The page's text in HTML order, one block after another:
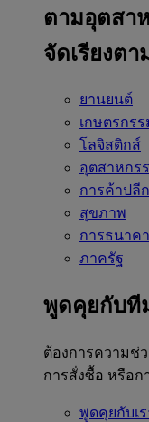
ตามอุตสา
จัดเรียงต
ยานยนต์
เกษตรกรร
โลจิสติกส์
อุตสาหกร
การค้าปลีก
สุขภาพ
การธนาค
ภาครัฐ
พูดคุยกับที
ต้องการความช่
การสั่งซื้อ หรือ
พูดคุยกับเร